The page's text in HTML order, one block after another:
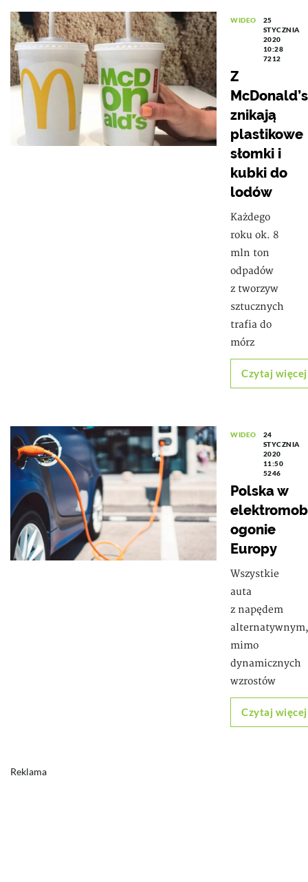
WIDEO
25
STYCZNIA
2020
10:28
7212
Z
McDonald’s
znikają
plastikowe
słomki i
kubki do
lodów
Każdego
roku ok. 8
mln ton
odpadów
z tworzyw
sztucznych
trafia do
mórz
Czytaj więcej
WIDEO
24
STYCZNIA
2020
11:50
5246
Polska w
ogonie
Europy
Wszystkie
auta
z napędem
alternatywnym,
mimo
dynamicznych
wzrostów
Czytaj więcej
Reklama